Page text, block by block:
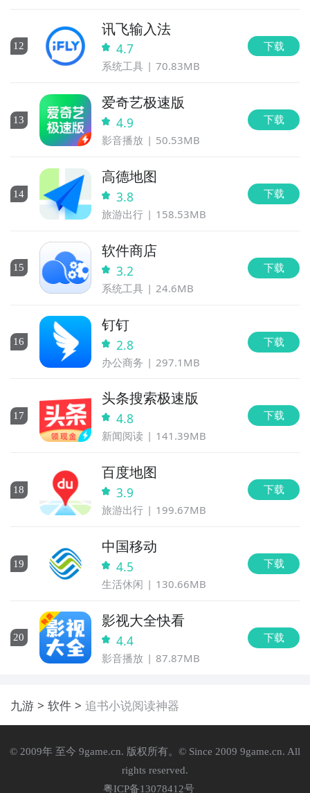
12
讯飞输入法
4.7
系统工具 70.83MB
下载
13
爱奇艺极速版
4.9
影音播放 50.53MB
下载
14
高德地图
3.8
旅游出行 158.53MB
下载
15
软件商店
3.2
系统工具 24.6MB
下载
16
钉钉
2.8
办公商务 297.1MB
下载
17
头条搜索极速版
4.8
新闻阅读 141.39MB
下载
18
百度地图
3.9
旅游出行 199.67MB
下载
19
中国移动
4.5
生活休闲 130.66MB
下载
20
影视大全快看
4.4
影音播放 87.87MB
下载
九游 软件 追书小说阅读神器
© 2009年 至今 9game.cn. 版权所有。© Since 2009 9game.cn. All
rights reserved.
粤ICP备13078412号